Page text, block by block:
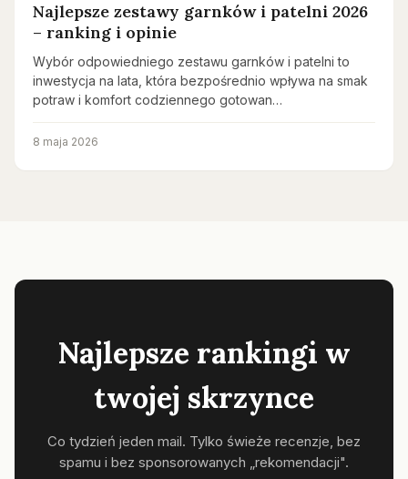
Najlepsze zestawy garnków i patelni 2026
– ranking i opinie
Wybór odpowiedniego zestawu garnków i patelni to
inwestycja na lata, która bezpośrednio wpływa na smak
potraw i komfort codziennego gotowan…
8 maja 2026
Najlepsze rankingi w
twojej skrzynce
Co tydzień jeden mail. Tylko świeże recenzje, bez
spamu i bez sponsorowanych „rekomendacji".